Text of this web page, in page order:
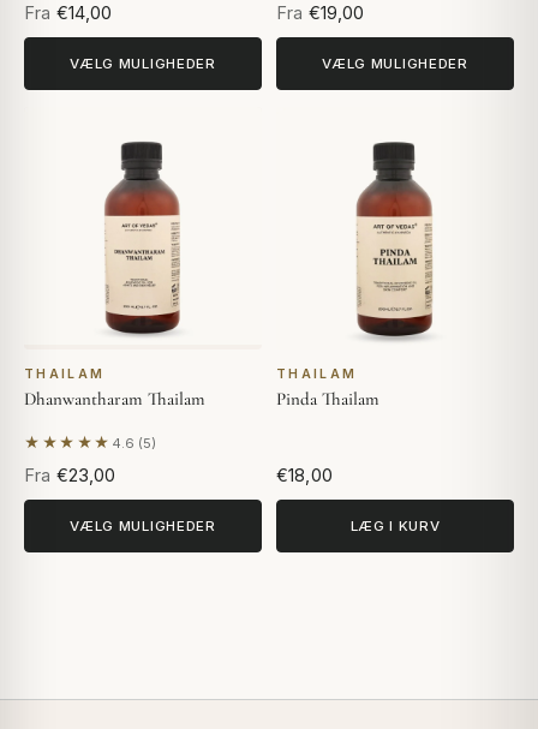
Fra €14,00
VÆLG MULIGHEDER
Fra €19,00
VÆLG MULIGHEDER
THAILAM
Dhanwantharam Thailam
★★★★★ 4.6 (5)
Baseret på 5 anmeldelser
Fra €23,00
VÆLG MULIGHEDER
THAILAM
Pinda Thailam
€18,00
LÆG I KURV